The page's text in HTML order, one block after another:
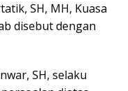
SH, MH, Kuasa
disebut dengan
SH, selaku